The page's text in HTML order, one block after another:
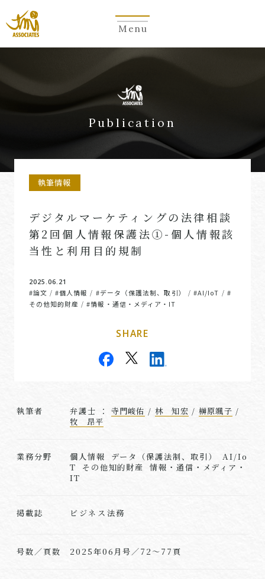
Menu
Publication
執筆情報
デジタルマーケティングの法律相談
第2回個人情報保護法①-個人情報該
当性と利用目的規制
2025.06.21
#論文 / #個人情報 / #データ（保護法制、取引） / #AI/IoT / #
その他知的財産 /#情報・通信・メディア・IT
SHARE
執筆者 弁護士 ： 寺門峻佑 / 林 知宏 / 榊原颯子 /
牧 昂平
業務分野
個人情報 データ（保護法制、取引） AI/Io
T その他知的財産 情報・通信・メディア・
IT
掲載誌 ビジネス法務
号数／頁数 2025年06月号／72～77頁